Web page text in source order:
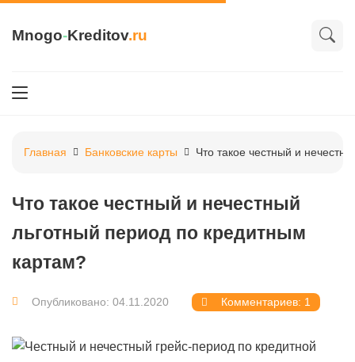
Mnogo-Kreditov.ru
Главная Банковские карты Что такое честный и
Что такое честный и нечестный
льготный период по кредитным
картам?
Опубликовано: 04.11.2020 Комментариев: 1